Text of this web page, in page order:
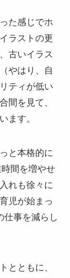
た感じでホ
ラストの更
古いイラス
やはり、自
ティが低い
間を見て、
ます。
と本格的に
間を増やせ
れも徐々に
児が始まっ
仕事を減らし
とともに、